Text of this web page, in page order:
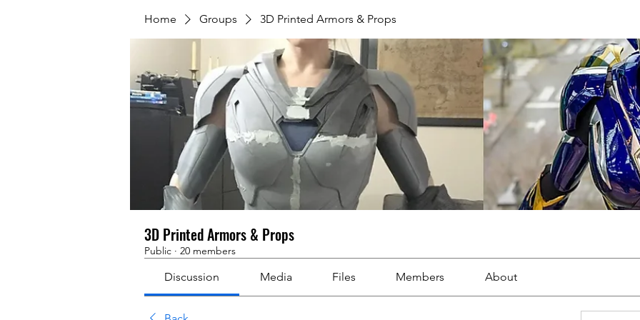
Home Groups 3D Printed Armors & Props
3D Printed Armors & Props
Public · 20 members
Discussion Media Files Members About